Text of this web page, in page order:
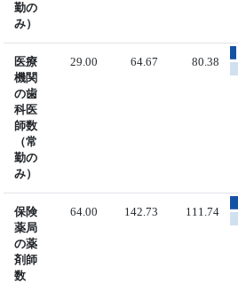
勤の
み）
医療
機関
の歯
科医
師数
（常
勤の
み）
29.00 64.67 80.38
保険
薬局
の薬
剤師
数
64.00 142.73 111.74